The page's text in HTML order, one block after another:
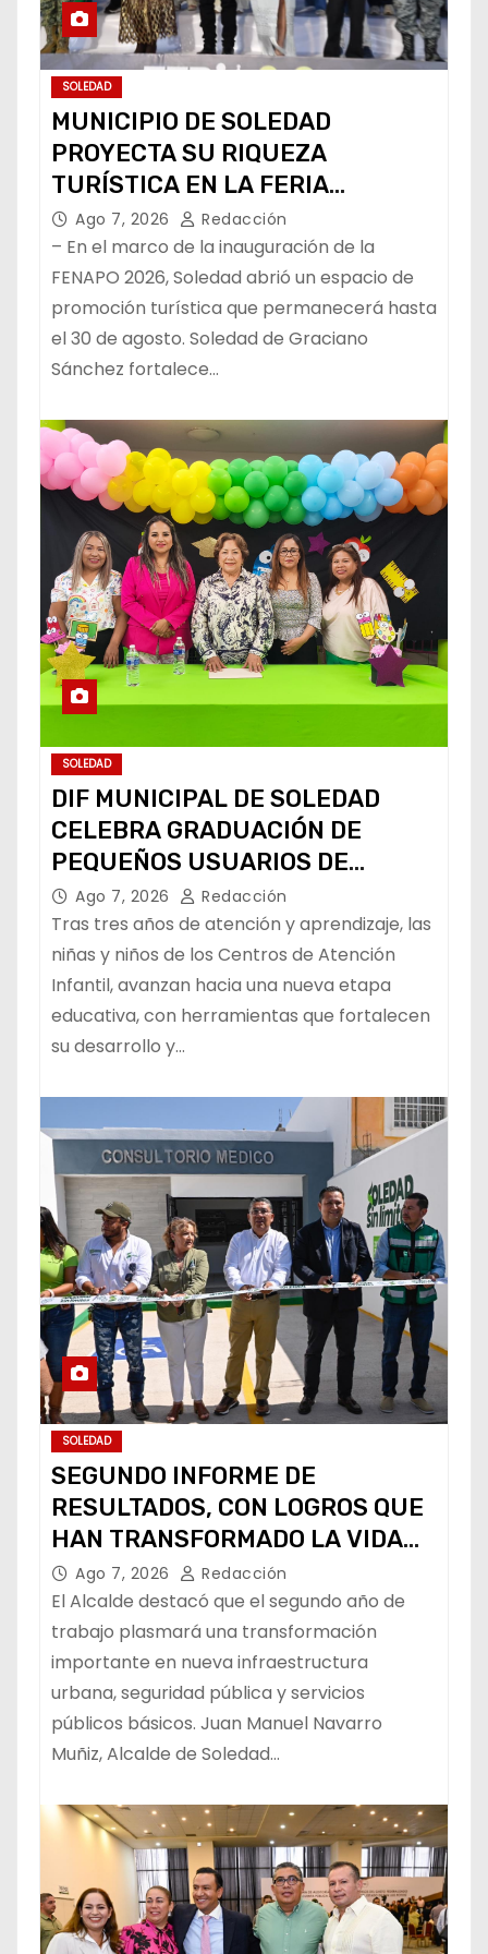
SOLEDAD
MUNICIPIO DE SOLEDAD
PROYECTA SU RIQUEZA
TURÍSTICA EN LA FERIA
NACIONAL POTOSINA
Ago 7, 2026 Redacción
– En el marco de la inauguración de la
FENAPO 2026, Soledad abrió un espacio de
promoción turística que permanecerá hasta
el 30 de agosto. Soledad de Graciano
Sánchez fortalece…
SOLEDAD
DIF MUNICIPAL DE SOLEDAD
CELEBRA GRADUACIÓN DE
PEQUEÑOS USUARIOS DE
ESTANCIAS “CAPULLITOS 1 Y 2”
Ago 7, 2026 Redacción
Tras tres años de atención y aprendizaje, las
niñas y niños de los Centros de Atención
Infantil, avanzan hacia una nueva etapa
educativa, con herramientas que fortalecen
su desarrollo y…
SOLEDAD
SEGUNDO INFORME DE
RESULTADOS, CON LOGROS QUE
HAN TRANSFORMADO LA VIDA
DE LOS SOLEDENSES: JUAN
MANUEL NAVARRO
Ago 7, 2026 Redacción
El Alcalde destacó que el segundo año de
trabajo plasmará una transformación
importante en nueva infraestructura
urbana, seguridad pública y servicios
públicos básicos. Juan Manuel Navarro
Muñiz, Alcalde de Soledad…